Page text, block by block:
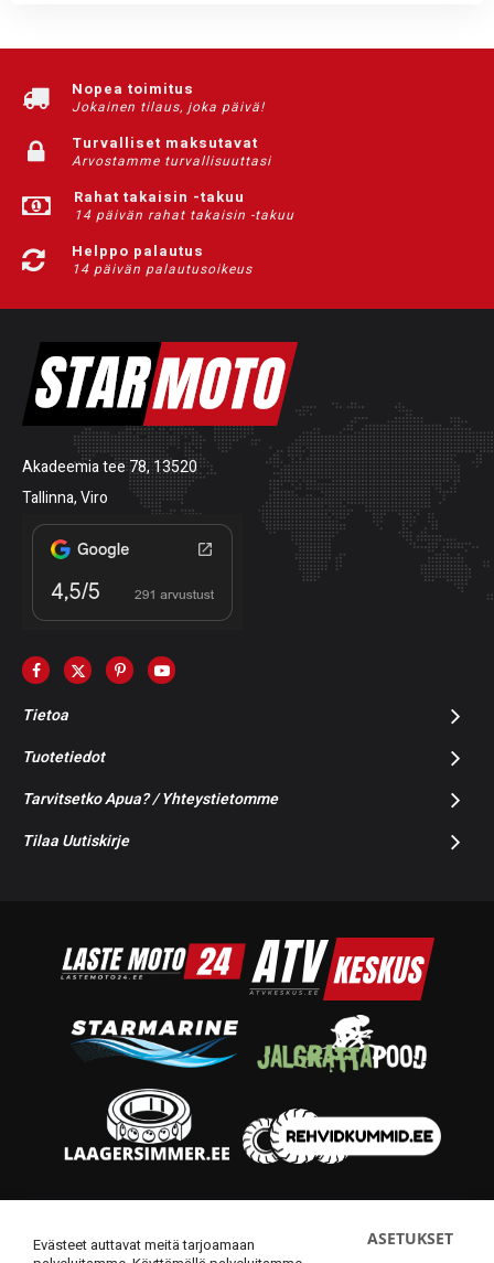
Nopea toimitus
Jokainen tilaus, joka päivä!
Turvalliset maksutavat
Arvostamme turvallisuuttasi
Rahat takaisin -takuu
14 päivän rahat takaisin -takuu
Helppo palautus
14 päivän palautusoikeus
Akadeemia tee 78, 13520
Tallinna, Viro
Tietoa
Tuotetiedot
Tarvitsetko Apua? / Yhteystietomme
Tilaa Uutiskirje
Evästeet auttavat meitä tarjoamaan
ASETUKSET